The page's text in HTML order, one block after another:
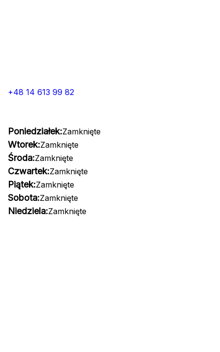
+48 14 613 99 82
Poniedziałek:Zamknięte
Wtorek:Zamknięte
Środa:Zamknięte
Czwartek:Zamknięte
Piątek:Zamknięte
Sobota:Zamknięte
Niedziela:Zamknięte